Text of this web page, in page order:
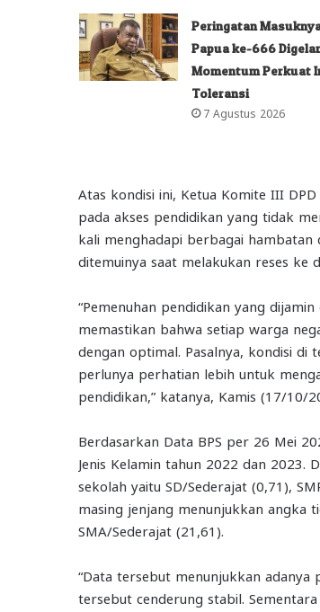
Peringatan
Papua ke-666
Momentum Perkuat
Toleransi
7 Agustus 2026
Atas kondisi ini, Ketua Komite III
pada akses pendidikan yang tidak
kali menghadapi berbagai hambatan
ditemuinya saat melakukan reses ke
“Pemenuhan pendidikan yang
memastikan bahwa setiap warga
dengan optimal. Pasalnya, kondisi di
perlunya perhatian lebih untuk
pendidikan,” katanya, Kamis (17/10/
Berdasarkan Data BPS per 26 Mei
Jenis Kelamin tahun 2022 dan 2023.
sekolah yaitu SD/Sederajat (0,71),
masing jenjang menunjukkan angka
SMA/Sederajat (21,61).
“Data tersebut menunjukkan adanya
tersebut cenderung stabil.